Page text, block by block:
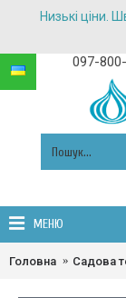
Низькі ціни.
097-
МЕНЮ
Головна Садова